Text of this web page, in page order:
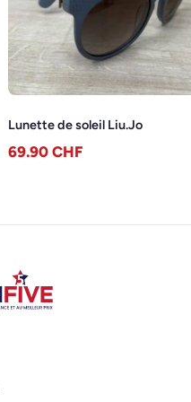
Lunette de soleil Liu.Jo
69.90 CHF